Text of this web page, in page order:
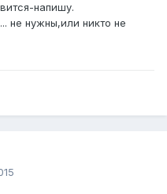
напишу.
не нужны,или никто не